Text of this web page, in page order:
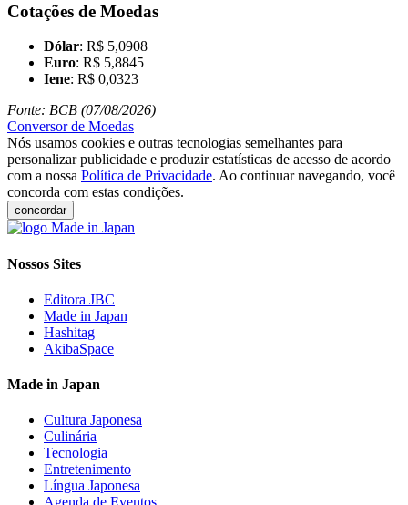
Cotações de Moedas
Dólar: R$ 5,0908
Euro: R$ 5,8845
Iene: R$ 0,0323
Fonte: BCB (07/08/2026)
Conversor de Moedas
Nós usamos cookies e outras tecnologias semelhantes para
personalizar publicidade e produzir estatísticas de acesso de acordo
com a nossa Política de Privacidade. Ao continuar navegando, você
concorda com estas condições.
concordar
Nossos Sites
Editora JBC
Made in Japan
Hashitag
AkibaSpace
Made in Japan
Cultura Japonesa
Culinária
Tecnologia
Entretenimento
Língua Japonesa